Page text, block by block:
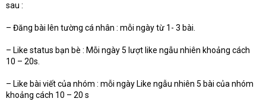
sau :
– Đăng bài lên tường cá nhân : mỗi ngày từ 1- 3 bài.
– Like status bạn bè : Mỗi ngày 5 lượt like ngẫu nhiên khoảng cách
10 – 20s.
– Like bài viết của nhóm : mỗi ngày Like ngẫu nhiên 5 bài của nhóm
khoảng cách 10 – 20 s